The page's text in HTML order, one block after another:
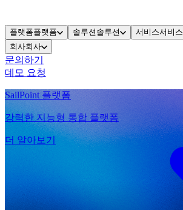
플랫폼플랫폼 솔루션 솔루션 서비스서비스
회사회사
문의하기
데모 요청
SailPoint 플랫폼
강력한 지능형 통합 플랫폼
더 알아보기